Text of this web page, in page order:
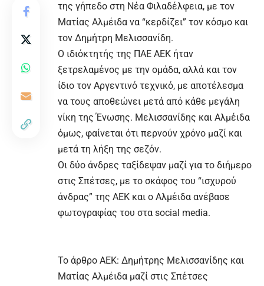
της γήπεδο στη Νέα Φιλαδέλφεια, με τον
Ματίας Αλμέιδα να “κερδίζει” τον κόσμο και
τον Δημήτρη Μελισσανίδη.
Ο ιδιόκτητής της ΠΑΕ ΑΕΚ ήταν
ξετρελαμένος με την ομάδα, αλλά και τον
ίδιο τον Αργεντινό τεχνικό, με αποτέλεσμα
να τους αποθεώνει μετά από κάθε μεγάλη
νίκη της Ένωσης. Μελισσανίδης και Αλμέιδα
όμως, φαίνεται ότι περνούν χρόνο μαζί και
μετά τη λήξη της σεζόν.
Οι δύο άνδρες ταξίδεψαν μαζί για το διήμερο
στις Σπέτσες, με το σκάφος του “ισχυρού
άνδρας” της ΑΕΚ και ο Αλμέιδα ανέβασε
φωτογραφίας του στα social media.
To άρθρο ΑΕΚ: Δημήτρης Μελισσανίδης και
Ματίας Αλμέιδα μαζί στις Σπέτσες